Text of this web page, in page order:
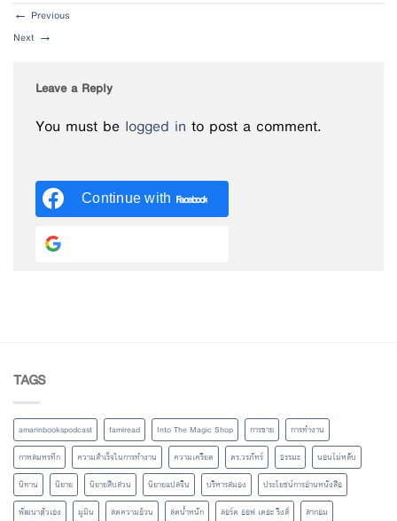
← Previous
Next →
Leave a Reply
You must be logged in to post a comment.
Continue with Facebook
TAGS
amarinbookspodcast famiread Into The Magic Shop การขาย
การทำงาน
กาหลมหรทึก
ความสำเร็จในการทำงาน ความเครียด ดร.วรภัทร์ ธรรมะ
นอนไม่หลับ
นิทาน
นิยาย นิยายสืบสวน นิยายแปลจีน บริหารสมอง
ประโยชน์การอ่านหนังสือ
พัฒนาตัวเอง
มูมิน ลดความอ้วน ลดน้ำหนัก ลอร์ด ออฟ เดอะ ริงส์
ลากอม